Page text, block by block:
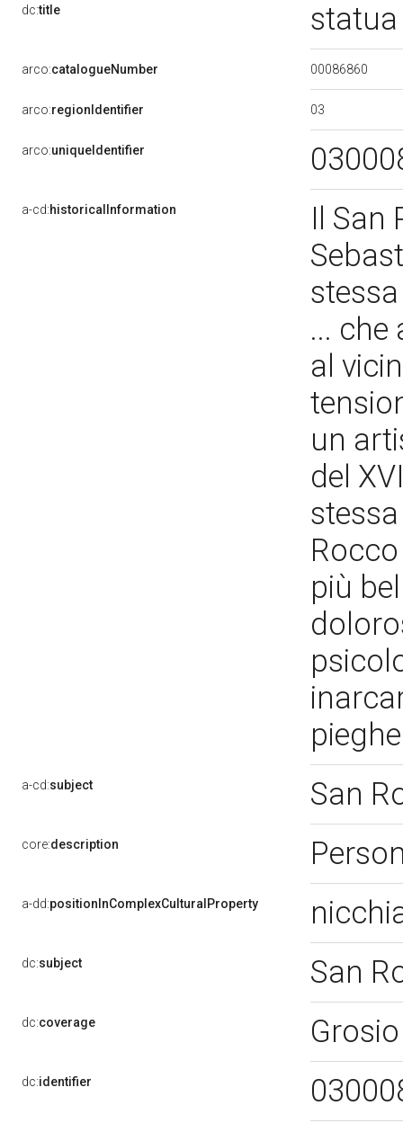
dc:title
arco:catalogueNumber 00086860
arco:regionIdentifier 03
arco:uniqueIdentifier
a-cd:historicalInformation
Il San
...
al
un
del
più
a-cd:subject San
core:description
a-dd:positionInComplexCulturalProperty
dc:subject San
dc:coverage
dc:identifier